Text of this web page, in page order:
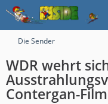
Die Sender
WDR wehrt
Contergan-